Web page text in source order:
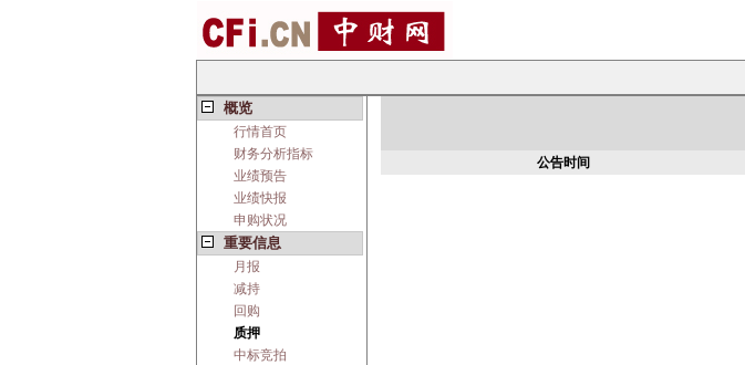
概览
行情首页
财务分析指标
业绩预告
业绩快报
申购状况
重要信息
月报
减持
回购
质押
中标竞拍
公告时间